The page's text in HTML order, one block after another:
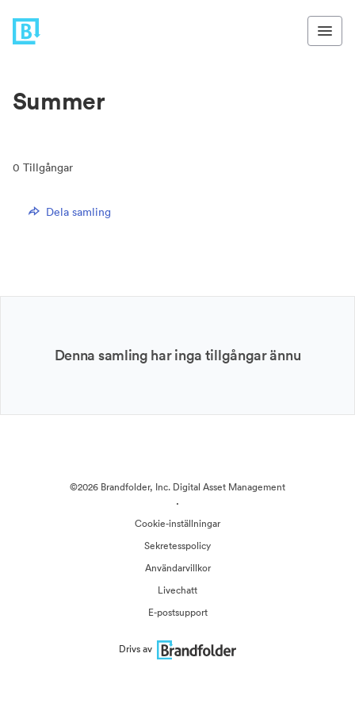
Summer
0 Tillgångar
Dela samling
Denna samling har inga tillgångar ännu
©2026 Brandfolder, Inc. Digital Asset Management
·
Cookie-inställningar
Sekretesspolicy
Användarvillkor
Livechatt
E-postsupport
Drivs av